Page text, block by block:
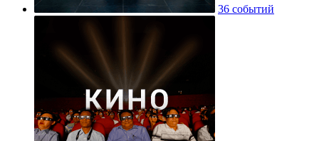
36 событий